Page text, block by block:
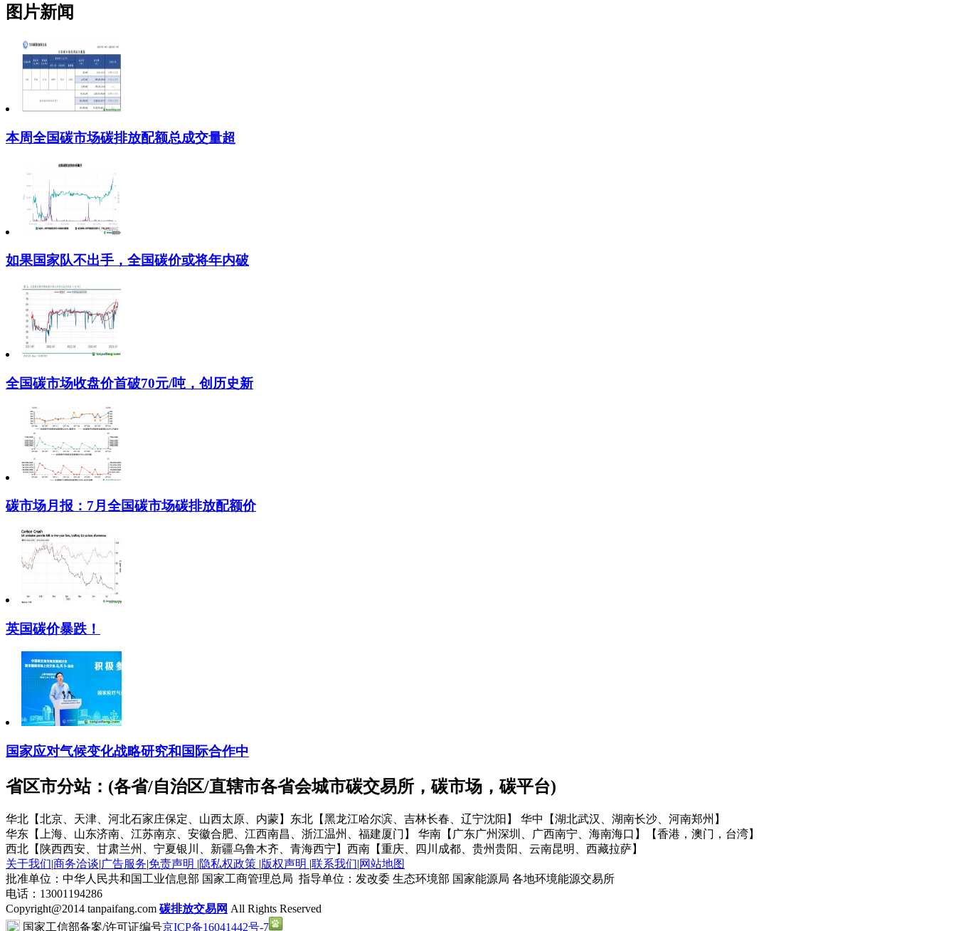
图片新闻
本周全国碳市场碳排放配额总成交量超
如果国家队不出手，全国碳价或将年内破
全国碳市场收盘价首破70元/吨，创历史新
碳市场月报：7月全国碳市场碳排放配额价
英国碳价暴跌！
国家应对气候变化战略研究和国际合作中
省区市分站：(各省/自治区/直辖市各省会城市碳交易所，碳市场，碳平台)
华北【北京、天津、河北石家庄保定、山西太原、内蒙】 东北【黑龙江哈尔滨、吉林长春、辽宁沈阳】
华中【湖北武汉、湖南长沙、河南郑州】
华东【上海、山东济南、江苏南京、安徽合肥、江西南昌、浙江温州、福建厦门】
华南【广东广州深圳、广西南宁、海南海口】
【香港，澳门，台湾】
西北【陕西西安、甘肃兰州、宁夏银川、新疆乌鲁木齐、青海西宁】 西南【重庆、四川成都、贵州贵阳、云南昆明、西藏拉萨】
关于我们|商务洽谈|广告服务|免责声明 |隐私权政策 |版权声明 |联系我们|网站地图
批准单位：中华人民共和国工业信息部 国家工商管理总局 指导单位：发改委 生态环境部 国家能源局 各地环境能源交易所
电话：13001194286
Copyright@2014 tanpaifang.com 碳排放交易网 All Rights Reserved
国家工信部备案/许可证编号京ICP备16041442号-7